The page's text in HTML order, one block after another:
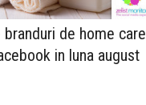
de home care
in luna august